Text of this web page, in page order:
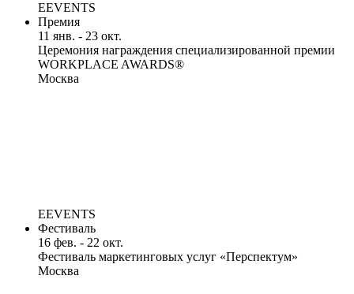
EEVENTS
Премия
11 янв. - 23 окт.
Церемония награждения специализированной премии
WORKPLACE AWARDS®
Москва
EEVENTS
Фестиваль
16 фев. - 22 окт.
Фестиваль маркетинговых услуг «Перспектум»
Москва